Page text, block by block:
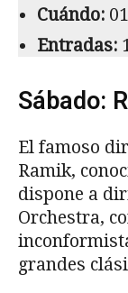
Cuándo:
Entradas:
Sábado:
El famoso
Ramik,
dispone a
Orchestra,
grandes